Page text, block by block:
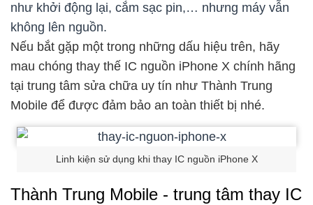
như khởi động lại, cắm sạc pin,… nhưng máy vẫn
không lên nguồn.
Nếu bắt gặp một trong những dấu hiệu trên, hãy
mau chóng thay thế IC nguồn iPhone X chính hãng
tại trung tâm sửa chữa uy tín như Thành Trung
Mobile để được đảm bảo an toàn thiết bị nhé.
Linh kiện sử dụng khi thay IC nguồn iPhone X
Thành Trung Mobile - trung tâm thay IC